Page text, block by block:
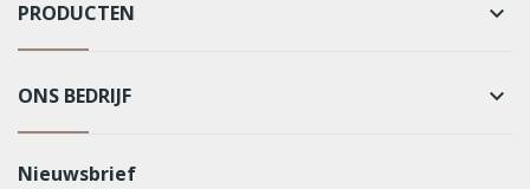
PRODUCTEN keyboard_arrow_down
ONS BEDRIJF keyboard_arrow_down
Nieuwsbrief